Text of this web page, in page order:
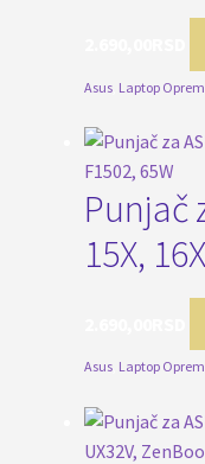
Asus, Laptop
Punjač
15X,
Asus, Laptop